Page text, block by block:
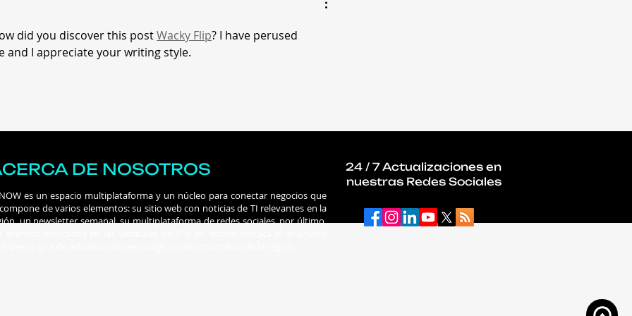
did you discover this post Wacky Flip? I have perused
and I appreciate your writing style.
DE NOSOTROS
es un espacio multiplataforma y un núcleo para conectar negocios que
de varios elementos: su sitio web con noticias de TI relevantes en la
un newsletter semanal, su multiplataforma de redes sociales, por último,
24 / 7 Actualizaciones en
nuestras Redes Sociales